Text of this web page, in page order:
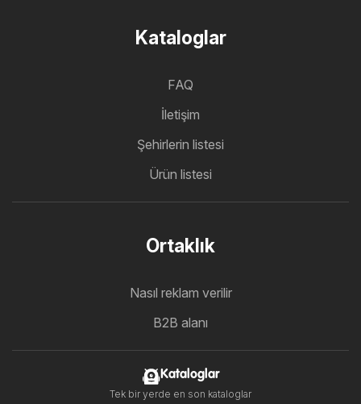
Kataloglar
FAQ
İletişim
Şehirlerin listesi
Ürün listesi
Ortaklık
Nasıl reklam verilir
B2B alanı
Kataloglar
Tek bir yerde en son kataloglar